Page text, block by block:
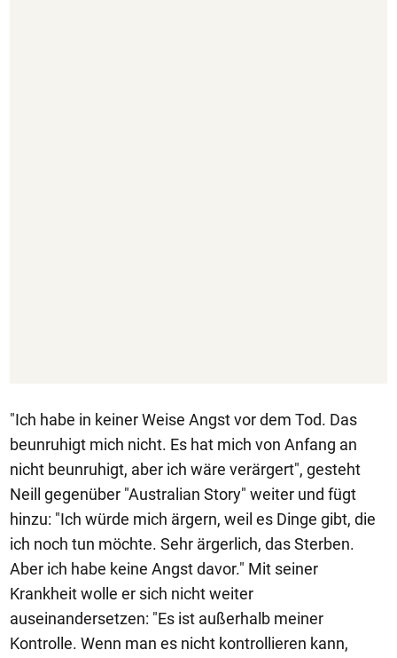
"Ich habe in keiner Weise Angst vor dem Tod. Das
beunruhigt mich nicht. Es hat mich von Anfang an
nicht beunruhigt, aber ich wäre verärgert", gesteht
Neill gegenüber "Australian Story" weiter und fügt
hinzu: "Ich würde mich ärgern, weil es Dinge gibt, die
ich noch tun möchte. Sehr ärgerlich, das Sterben.
Aber ich habe keine Angst davor." Mit seiner
Krankheit wolle er sich nicht weiter
auseinandersetzen: "Es ist außerhalb meiner
Kontrolle. Wenn man es nicht kontrollieren kann,